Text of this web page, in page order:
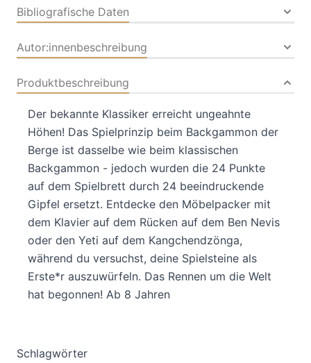
Bibliografische Daten
Autor:innenbeschreibung
Produktbeschreibung
Der bekannte Klassiker erreicht ungeahnte
Höhen! Das Spielprinzip beim Backgammon der
Berge ist dasselbe wie beim klassischen
Backgammon - jedoch wurden die 24 Punkte
auf dem Spielbrett durch 24 beeindruckende
Gipfel ersetzt. Entdecke den Möbelpacker mit
dem Klavier auf dem Rücken auf dem Ben Nevis
oder den Yeti auf dem Kangchendzönga,
während du versuchst, deine Spielsteine als
Erste*r auszuwürfeln. Das Rennen um die Welt
hat begonnen! Ab 8 Jahren
Schlagwörter